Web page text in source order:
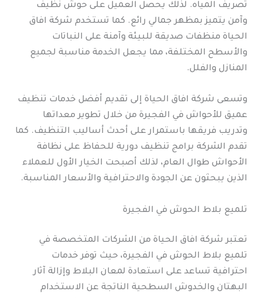
تصريف المياه. لذلك يحصل العميل على حوش نظيف
وآمن يتميز بمظهر جمالي رائع. كما تستخدم شركة افاق
الحياة منظفات صديقة للبيئة وآمنة على النباتات
والأسطح المختلفة، مما يجعل الخدمة مناسبة لجميع
المنازل والفلل.
وتسعى شركة افاق الحياة إلى تقديم أفضل خدمات تنظيف
عميق للأحواش في الفجيرة من خلال تطوير معداتها
وتدريب فريقها باستمرار على أحدث أساليب التنظيف. كما
تقدم الشركة برامج تنظيف دورية للحفاظ على نظافة
الأحواش طوال العام، لذلك أصبحت الخيار الأول للعملاء
الذين يبحثون عن الجودة والاحترافية والأسعار المناسبة.
تلميع بلاط الحوش في الفجيرة
تعتبر شركة افاق الحياة من الشركات المتخصصة في
تلميع بلاط الحوش في الفجيرة، حيث توفر خدمات
احترافية تساعد على استعادة لمعان البلاط وإزالة آثار
البهتان والخدوش السطحية الناتجة عن الاستخدام